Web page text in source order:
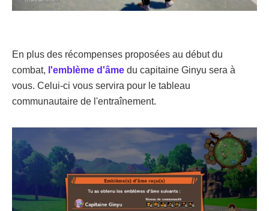
En plus des récompenses proposées au début du
combat, l'emblème d'âme du capitaine Ginyu sera à
vous. Celui-ci vous servira pour le tableau
communautaire de l'entraînement.